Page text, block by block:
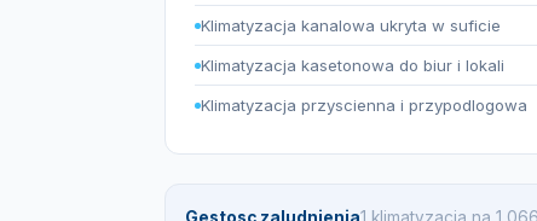
Klimatyzacja kanalowa ukryta w suficie
Klimatyzacja kasetonowa do biur i lokali
Klimatyzacja przyscienna i przypodlogowa